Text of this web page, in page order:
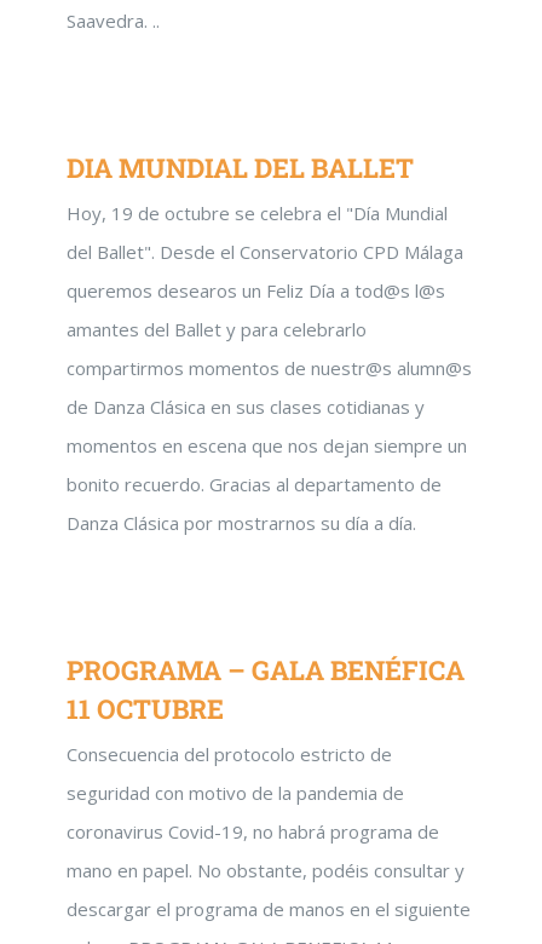
Saavedra. ..
DIA MUNDIAL DEL BALLET
Hoy, 19 de octubre se celebra el "Día Mundial
del Ballet". Desde el Conservatorio CPD Málaga
queremos desearos un Feliz Día a tod@s l@s
amantes del Ballet y para celebrarlo
compartirmos momentos de nuestr@s alumn@s
de Danza Clásica en sus clases cotidianas y
momentos en escena que nos dejan siempre un
bonito recuerdo. Gracias al departamento de
Danza Clásica por mostrarnos su día a día.
PROGRAMA – GALA BENÉFICA
11 OCTUBRE
Consecuencia del protocolo estricto de
seguridad con motivo de la pandemia de
coronavirus Covid-19, no habrá programa de
mano en papel. No obstante, podéis consultar y
descargar el programa de manos en el siguiente